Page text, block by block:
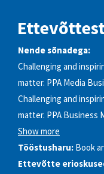
Nende sõnadega:
Challenging and
matter. PPA Media
Challenging and
matter. PPA Business
Show more
Tööstusharu: Book
Ettevõtte